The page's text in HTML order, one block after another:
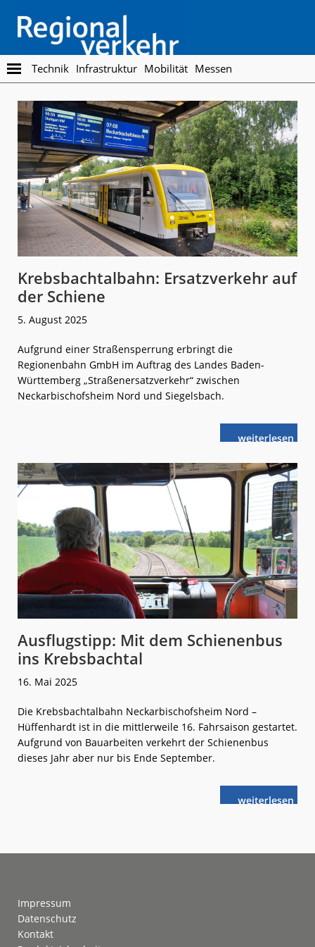
main
content
footer
Regionalverkehr
Die
Fachzeitschrift
den
Öffentlichen
Personennahverkehr
Technik Infrastruktur Mobilität Messen
Krebsbachtalbahn: Ersatzverkehr auf
der Schiene
5. August 2025
Aufgrund einer Straßensperrung erbringt die
Regionenbahn GmbH im Auftrag des Landes Baden-
Württemberg „Straßenersatzverkehr“ zwischen
Neckarbischofsheim Nord und Siegelsbach.
weiterlese
n
der
Schiene
Ausflugstipp: Mit dem Schienenbus
ins Krebsbachtal
16. Mai 2025
Die Krebsbachtalbahn Neckarbischofsheim Nord –
Hüffenhardt ist in die mittlerweile 16. Fahrsaison gestartet.
Aufgrund von Bauarbeiten verkehrt der Schienenbus
dieses Jahr aber nur bis Ende September.
weiterlese
nAusflugstipp:
Impressum
Datenschutz
Kontakt